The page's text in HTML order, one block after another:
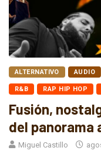
ALTERNATIVO AUDIO
R&B RAP HIP HOP
Fusión,
del panorama
Miguel Castillo